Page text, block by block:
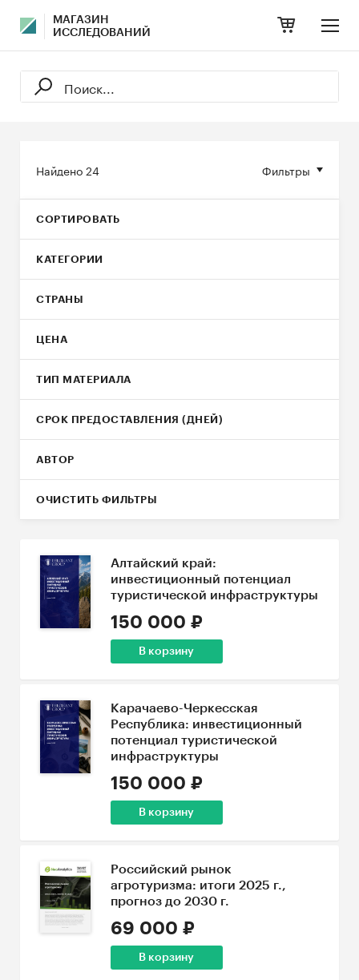
МАГАЗИН
ИССЛЕДОВАНИЙ
Фильтры
Найдено24
СОРТИРОВАТЬ
КАТЕГОРИИ
СТРАНЫ
ЦЕНА
ТИП МАТЕРИАЛА
СРОК ПРЕДОСТАВЛЕНИЯ (ДНЕЙ)
АВТОР
ОЧИСТИТЬ ФИЛЬТРЫ
Алтайский край:
инвестиционный потенциал
туристической инфраструктуры
150 000 ₽
В корзину
Карачаево-Черкесская
Республика: инвестиционный
потенциал туристической
инфраструктуры
150 000 ₽
В корзину
Российский рынок
агротуризма: итоги 2025 г.,
прогноз до 2030 г.
69 000 ₽
В корзину